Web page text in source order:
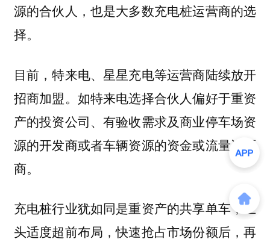
源的合伙人，也是大多数充电桩运营商的选
择。
目前，特来电、星星充电等运营商陆续放开
招商加盟。如特来电选择合伙人偏好于重资
产的投资公司、有验收需求及商业停车场资
源的开发商或者车辆资源的资金或流量资源
商。
充电桩行业犹如同是重资产的共享单车，巨
头适度超前布局，快速抢占市场份额后，再